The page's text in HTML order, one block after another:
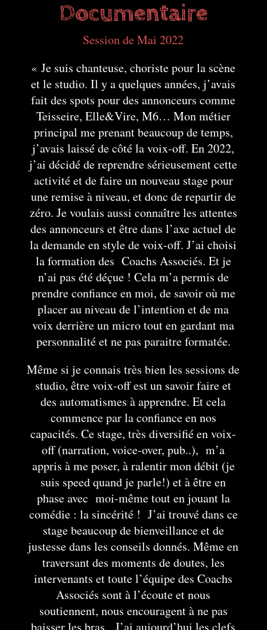
Documentaire
Session de Mai 2022
« Je suis chanteuse, choriste pour la scène
et le studio. Il y a quelques années, j’avais
fait des spots pour des annonceurs comme
Teisseire, Elle&Vire, M6… Mon métier
principal me prenant beaucoup de temps,
j’avais laissé de côté la voix-off. En 2022,
j’ai décidé de reprendre sérieusement cette
activité et de faire un nouveau stage pour
une remise à niveau, et donc de repartir de
zéro. Je voulais aussi connaître les attentes
des annonceurs et être dans l’axe actuel de
la demande en style de voix-off. J’ai choisi
la formation des Coachs Associés. Et je
n’ai pas été déçue ! Cela m’a permis de
prendre confiance en moi, de savoir où me
placer au niveau de l’intention et de ma
voix derrière un micro tout en gardant ma
personnalité et ne pas paraitre formatée.
Même si je connais très bien les sessions de
studio, être voix-off est un savoir faire et
des automatismes à apprendre. Et cela
commence par la confiance en nos
capacités. Ce stage, très diversifié en voix-
off (narration, voice-over, pub..), m’a
appris à me poser, à ralentir mon débit (je
suis speed quand je parle!) et à être en
phase avec moi-même tout en jouant la
comédie : la sincérité ! J’ai trouvé dans ce
stage beaucoup de bienveillance et de
justesse dans les conseils donnés. Même en
traversant des moments de doutes, les
intervenants et toute l’équipe des Coachs
Associés sont à l’écoute et nous
soutiennent, nous encouragent à ne pas
baisser les bras. J’ai aujourd’hui les clefs